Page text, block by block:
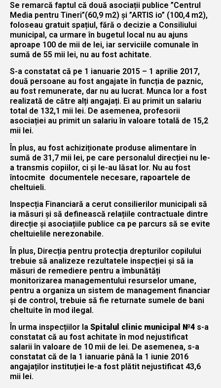
Se remarcă faptul că două asociații publice ”Centrul
Media pentru Tineri”(60,9 m2) și ”ARTIS io” (100,4 m2),
foloseau gratuit spațiul, fără o decizie a Consiliului
municipal, ca urmare în bugetul local nu au ajuns
aproape 100 de mii de lei, iar serviciile comunale în
sumă de 55 mii lei, nu au fost achitate.
S-a constatat că pe 1 ianuarie 2015 – 1 aprilie 2017,
două persoane au fost angajate în funcția de paznic,
au fost remunerate, dar nu au lucrat. Munca lor a fost
realizată de către alți angajați. Ei au primit un salariu
total de 132,1 mii lei. De asemenea, profesorii
asociației au primit un salariu în valoare totală de 15,2
mii lei.
În plus, au fost achiziționate produse alimentare în
sumă de 31,7 mii lei, pe care personalul direcției nu le-
a transmis copiilor, ci și le-au lăsat lor. Nu au fost
întocmite documentele necesare, rapoartele de
cheltuieli.
Inspecția Financiară a cerut consilierilor municipali să
ia măsuri și să definească relațiile contractuale dintre
direcție și asociațiile publice ca pe parcurs să se evite
cheltuielile nerezonabile.
În plus, Direcția pentru protecția drepturilor copilului
trebuie să analizeze rezultatele inspecției și să ia
măsuri de remediere pentru a îmbunătăți
monitorizarea managementului resurselor umane,
pentru a organiza un sistem de management financiar
și de control, trebuie să fie returnate sumele de bani
cheltuite în mod ilegal.
În urma inspecțiilor la Spitalul clinic municipal №4 s-a
constatat că au fost achitate în mod nejustificat
salarii în valoare de 10 mii de lei. De asemenea, s-a
constatat că de la 1 ianuarie până la 1 iunie 2016
angajaților instituției le-a fost plătit nejustificat 43,6
mii lei.